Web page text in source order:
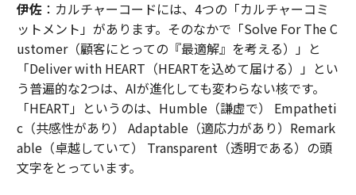
伊佐：カルチャーコードには、4つの「カルチャーコミ
ットメント」があります。そのなかで「Solve For The C
ustomer（顧客にとっての『最適解』を考える）」と
「Deliver with HEART（HEARTを込めて届ける）」とい
う普遍的な2つは、AIが進化しても変わらない核です。
「HEART」というのは、Humble（謙虚で） Empatheti
c（共感性があり） Adaptable（適応力があり）Remark
able（卓越していて） Transparent（透明である）の頭
文字をとっています。